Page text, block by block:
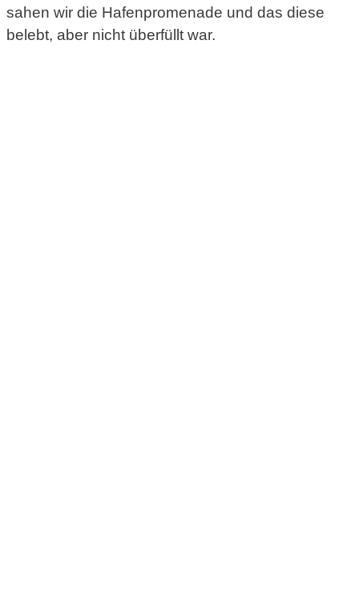
sahen wir die Hafenpromenade und das diese
belebt, aber nicht überfüllt war.